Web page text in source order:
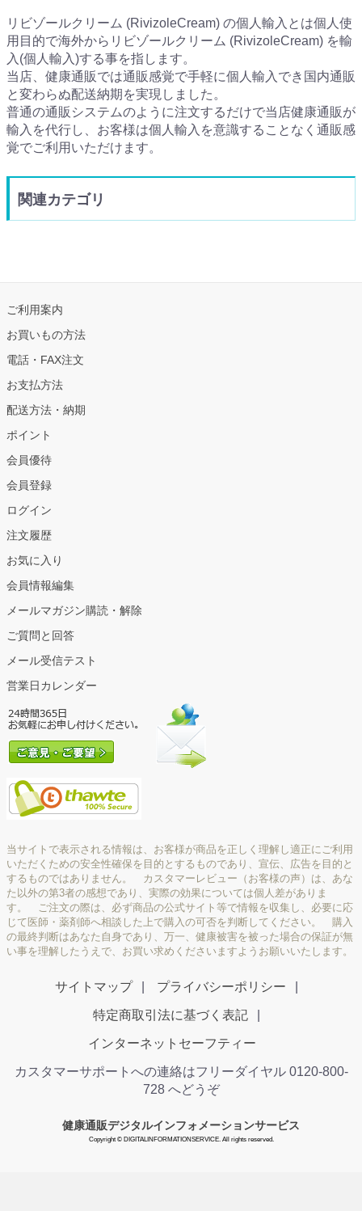
リビゾールクリーム (RivizoleCream) の個人輸入とは個人使
用目的で海外からリビゾールクリーム (RivizoleCream) を輸
入(個人輸入)する事を指します。
当店、健康通販では通販感覚で手軽に個人輸入でき国内通販
と変わらぬ配送納期を実現しました。
普通の通販システムのように注文するだけで当店健康通販が
輸入を代行し、お客様は個人輸入を意識することなく通販感
覚でご利用いただけます。
関連カテゴリ
ご利用案内
お買いもの方法
電話・FAX注文
お支払方法
配送方法・納期
ポイント
会員優待
会員登録
ログイン
注文履歴
お気に入り
会員情報編集
メールマガジン購読・解除
ご質問と回答
メール受信テスト
営業日カレンダー
当サイトで表示される情報は、お客様が商品を正しく理解し適正にご利用
いただくための安全性確保を目的とするものであり、宣伝、広告を目的と
するものではありません。 カスタマーレビュー（お客様の声）は、あな
た以外の第3者の感想であり、実際の効果については個人差がありま
す。 ご注文の際は、必ず商品の公式サイト等で情報を収集し、必要に応
じて医師・薬剤師へ相談した上で購入の可否を判断してください。 購入
の最終判断はあなた自身であり、万一、健康被害を被った場合の保証が無
い事を理解したうえで、お買い求めくださいますようお願いいたします。
サイトマップ プライバシーポリシー
特定商取引法に基づく表記
インターネットセーフティー
カスタマーサポートへの連絡はフリーダイヤル 0120-800-
728 へどうぞ
健康通販デジタルインフォメーションサービス
Copyright © DIGITALINFORMATIONSERVICE. All rights reserved.